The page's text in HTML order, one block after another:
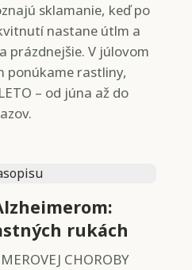
sklamanie, keď po
nastane útlm a
prázdnejšie. V júlovom
ponúkame rastliny,
– od júna až do
rukách
CHOROBY